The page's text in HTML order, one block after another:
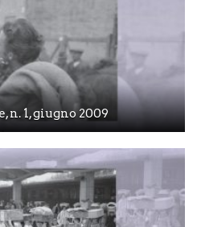
n. 1, giugno 2009